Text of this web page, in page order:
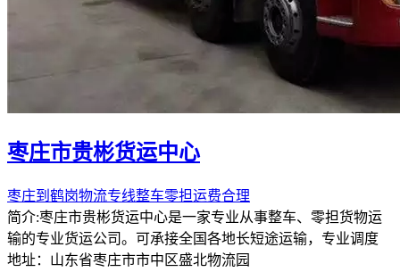
枣庄市贵彬货运中心
枣庄到鹤岗物流专线整车零担运费合理
简介:枣庄市贵彬货运中心是一家专业从事整车、零担货物运
输的专业货运公司。可承接全国各地长短途运输，专业调度
地址：山东省枣庄市市中区盛北物流园